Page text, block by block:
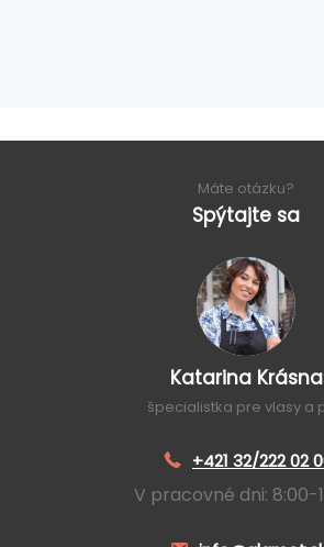
Máte otázku?
Spýtajte sa
Katarina Krásna
špecialistka pre vlasy a
+421 32/222 02
V pracovné dni: 8:00-